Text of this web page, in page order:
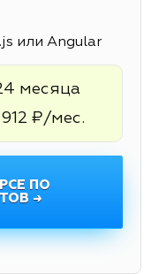
или Angular
месяца
₽/мес.
ПО
→